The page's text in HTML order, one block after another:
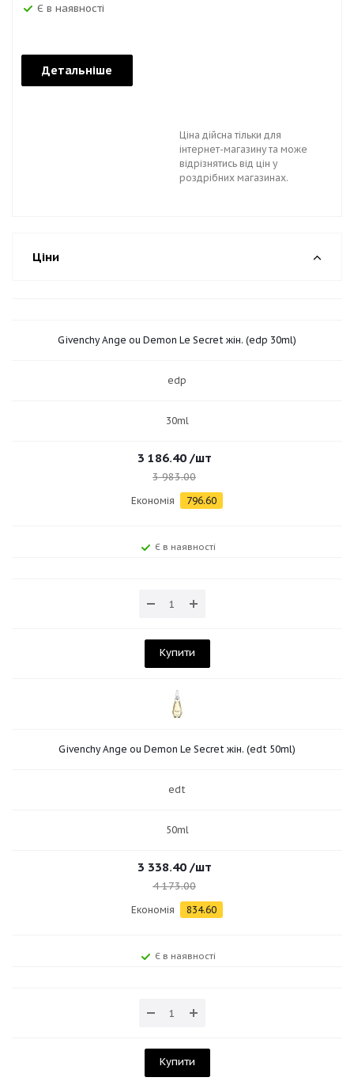
Є в наявності
Детальніше
Ціна дійсна тільки для
інтернет-магазину та може
відрізнятись від цін у
роздрібних магазинах.
Ціни
Givenchy Ange ou Demon Le Secret жін. (edp 30ml)
edp
30ml
3 186.40 /шт
3 983.00
Економія 796.60
Є в наявності
Купити
Givenchy Ange ou Demon Le Secret жін. (edt 50ml)
edt
50ml
3 338.40 /шт
4 173.00
Економія 834.60
Є в наявності
Купити